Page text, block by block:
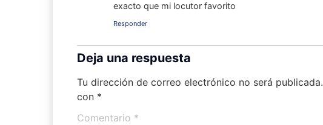
exacto que mi locutor favorito
Responder
Deja una respuesta
Tu dirección de correo electrónico no será publicada.
con *
Comentario *